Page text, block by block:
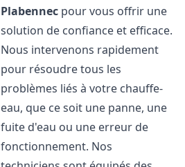
Plabennec pour vous offrir une
solution de confiance et efficace.
Nous intervenons rapidement
pour résoudre tous les
problèmes liés à votre chauffe-
eau, que ce soit une panne, une
fuite d'eau ou une erreur de
fonctionnement. Nos